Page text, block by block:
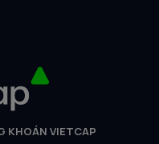
KHOÁN VIETCAP